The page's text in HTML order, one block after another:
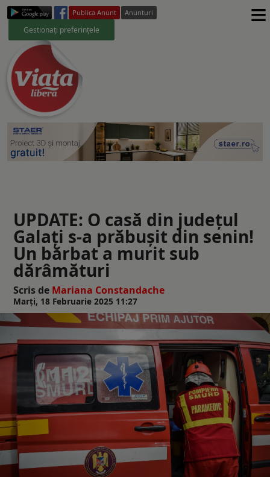
Publica Anunt Anunturi
Gestionați preferințele ≡
UPDATE: O casă din județul
Galați s-a prăbușit din senin!
Un bărbat a murit sub
dărâmături
Scris de Mariana Constandache
Marți, 18 Februarie 2025 11:27